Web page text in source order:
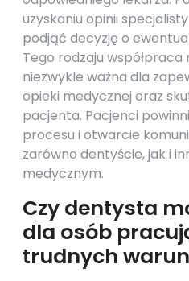
uzyskaniu opinii
podjąć decyzję o
Tego rodzaju
niezwykle ważna dla
opieki medycznej oraz
pacjenta. Pacjenci
procesu i otwarcie
zarówno dentyście, jak i
medycznym.
Czy dentysta
dla osób
trudnych